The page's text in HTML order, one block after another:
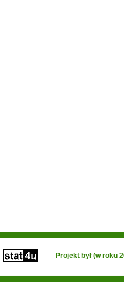
Projekt był (w roku